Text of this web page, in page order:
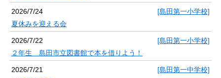
2026/7/24
[島田第一小学校]
夏休みを迎える会
2026/7/22
[島田第一小学校]
２年生 島田市立図書館で本を借りよう！
2026/7/21
[島田第一中学校]